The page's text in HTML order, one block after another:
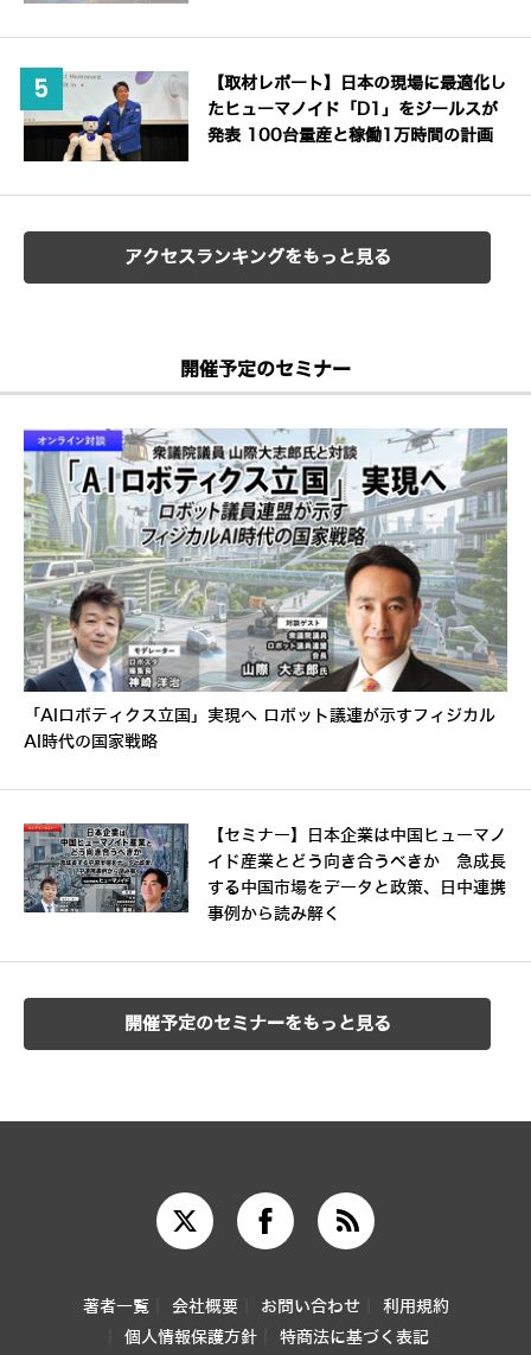
【取材レポート】日本の現場に最適化し
たヒューマノイド「D1」をジールスが
発表 100台量産と稼働1万時間の計画
アクセスランキングをもっと見る
開催予定のセミナー
「AIロボティクス立国」実現へ ロボット議連が示すフィジカル
AI時代の国家戦略
【セミナー】日本企業は中国ヒューマノ
イド産業とどう向き合うべきか 急成長
する中国市場をデータと政策、日中連携
事例から読み解く
開催予定のセミナーをもっと見る
著者一覧 会社概要 お問い合わせ
利用規約
個人情報保護方針
特商法に基づく表記